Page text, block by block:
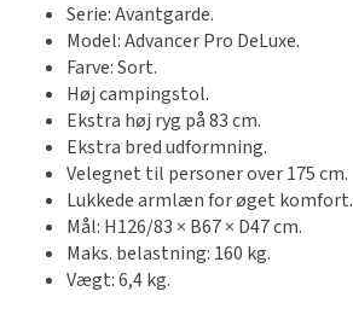
Serie: Avantgarde.
Model: Advancer Pro DeLuxe.
Farve: Sort.
Høj campingstol.
Ekstra høj ryg på 83 cm.
Ekstra bred udformning.
Velegnet til personer over 175 cm.
Lukkede armlæn for øget komfort.
Mål: H126/83 × B67 × D47 cm.
Maks. belastning: 160 kg.
Vægt: 6,4 kg.